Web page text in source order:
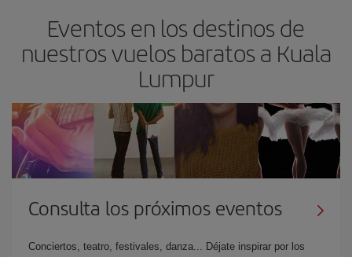
Eventos en los destinos de
nuestros vuelos baratos a Kuala
Lumpur
Consulta los próximos eventos
Conciertos, teatro, festivales, danza... Déjate inspirar por los